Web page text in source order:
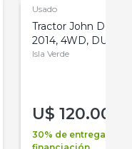
Usado
Tractor John Deere
2014, 4WD, DUAL
Isla Verde
U$ 120.000
30% de entrega +